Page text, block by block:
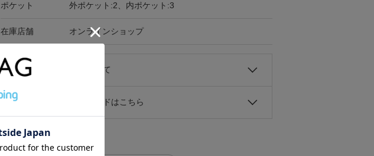
ポケット 外ポケット:2、内ポケット:3
在庫店舗 オンラインショップ
キャンセル・返品について
お買い物時のご利用ガイドはこちら
似た条件で検索